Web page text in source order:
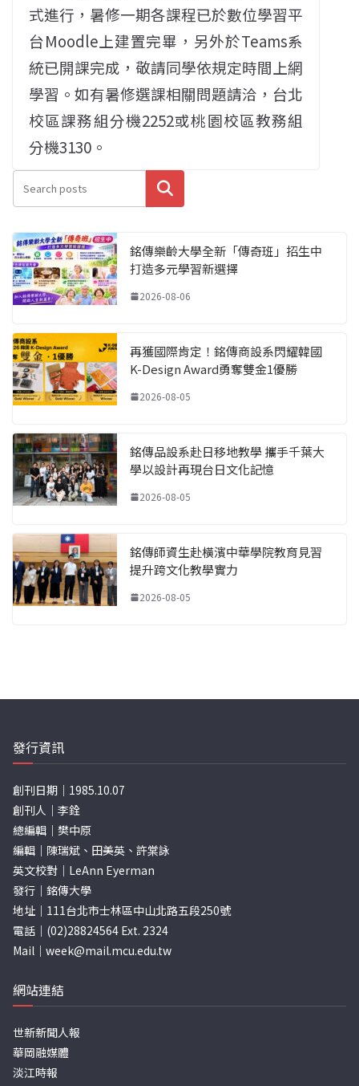
式進行，暑修一期各課程已於數位學習平
台Moodle上建置完畢，另外於Teams系
統已開課完成，敬請同學依規定時間上網
學習。如有暑修選課相關問題請洽，台北
校區課務組分機2252或桃園校區教務組
分機3130。
搜尋
銘傳樂齡大學全新「傳奇班」招生中
打造多元學習新選擇
2026-08-06
再獲國際肯定！銘傳商設系閃耀韓國
K-Design Award勇奪雙金1優勝
2026-08-05
銘傳品設系赴日移地教學 攜手千葉大
學以設計再現台日文化記憶
2026-08-05
銘傳師資生赴橫濱中華學院教育見習
提升跨文化教學實力
2026-08-05
發行資訊
創刊日期｜1985.10.07
創刊人｜李銓
總編輯｜樊中原
編輯｜陳瑞斌、田美英、許棠詠
英文校對｜LeAnn Eyerman
發行｜銘傳大學
地址｜111台北市士林區中山北路五段250號
電話｜(02)28824564 Ext. 2324
Mail｜ week@mail.mcu.edu.tw
網站連結
世新新聞人報
華岡融媒體
淡江時報